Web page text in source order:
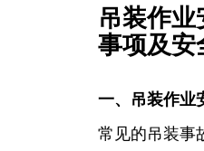
吊装作
事项及安
一、吊装作业
常见的吊装事